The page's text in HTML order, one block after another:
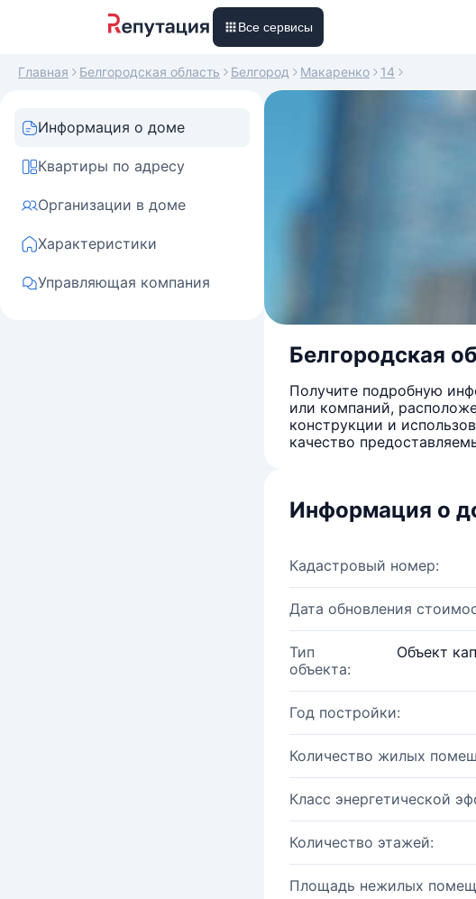
Все сервисы
Главная Белгородская область Белгород Макаренко 14
Информация о доме
Квартиры по адресу
Организации в доме
Характеристики
Управляющая компания
Белгородская
Получите подробную
или компаний,
конструкции и
качество
Информация о
Кадастровый номер:
Дата обновления
Тип
объекта:
Объект
Год постройки:
Количество жилых
Класс энергетической
Количество этажей:
Площадь нежилых